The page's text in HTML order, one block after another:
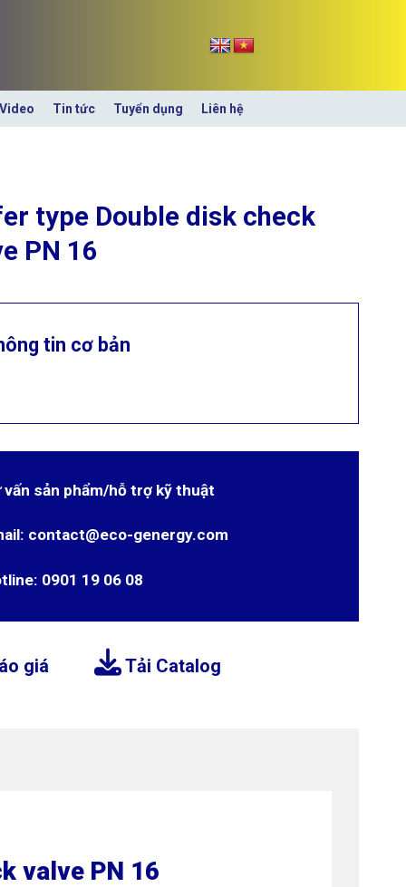
Video Tin tức Tuyển dụng Liên hệ
type Double disk check
PN 16
tin cơ bản
vấn sản phẩm/hỗ trợ kỹ thuật
contact@eco-genergy.com
0901 19 06 08
giá Tải Catalog
valve PN 16